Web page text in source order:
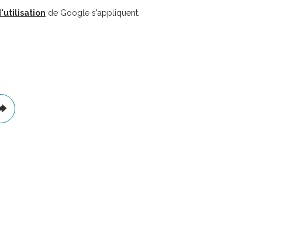
de Google s'appliquent.
Plus
de